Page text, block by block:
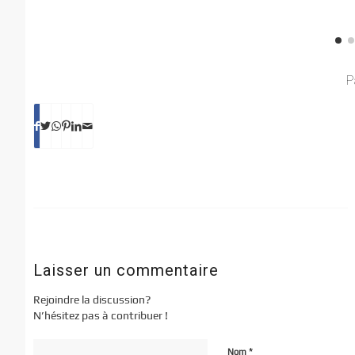
Laisser un commentaire
Rejoindre la discussion?
N’hésitez pas à contribuer !
Nom *